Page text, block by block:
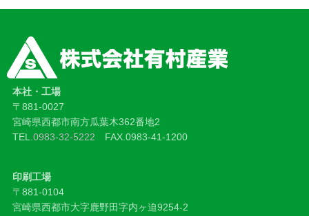
本社・工場
〒881-0027
宮崎県西都市南方瓜葉木362番地2
TEL. 0983-32-5222 FAX.0983-41-1200
印刷工場
〒881-0104
宮崎県西都市大字鹿野田字内ヶ迫9254-2